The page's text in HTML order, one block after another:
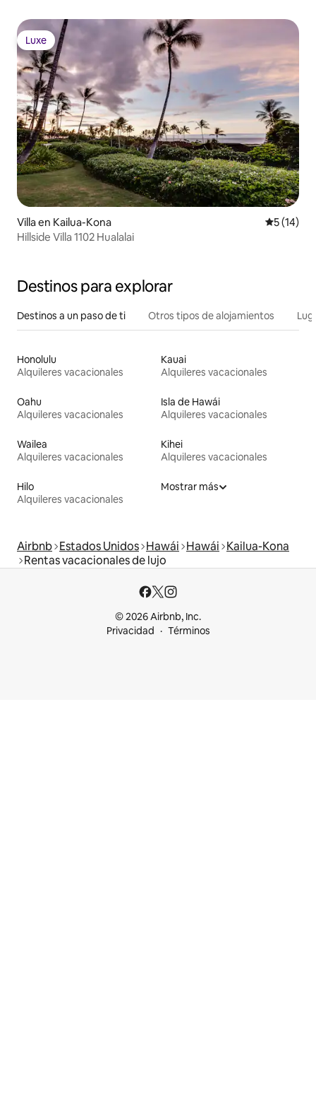
Luxe
Luxe
Villa en Kailua-Kona
5 (14)
Hillside Villa 1102 Hualalai
Destinos para explorar
Destinos a un paso de ti Otros tipos de alojamientos
Honolulu
Alquileres vacacionales
Kauai
Alquileres vacacionales
Oahu
Alquileres vacacionales
Isla de Hawái
Alquileres vacacionales
Wailea
Alquileres vacacionales
Kihei
Alquileres vacacionales
Hilo
Alquileres vacacionales
Mostrar más
Airbnb Estados Unidos Hawái Hawái Kailua-Kona
Rentas vacacionales de lujo
© 2026 Airbnb, Inc.
Privacidad
Términos